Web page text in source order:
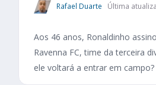
Rafael Duarte Última
Aos 46 anos, Ronaldinho
Ravenna FC, time da terceira
ele voltará a entrar em campo?